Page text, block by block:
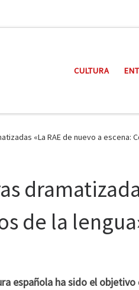
CULTURA
«La RAE de nuevo a escena:
de la
española ha sido el objetivo